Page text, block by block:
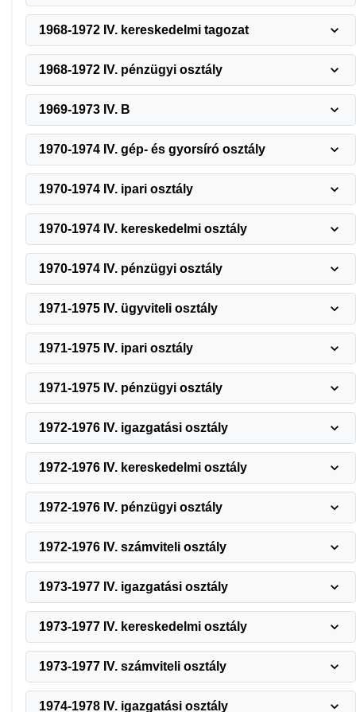
1968-1972 IV. kereskedelmi tagozat
1968-1972 IV. pénzügyi osztály
1969-1973 IV. B
1970-1974 IV. gép- és gyorsíró osztály
1970-1974 IV. ipari osztály
1970-1974 IV. kereskedelmi osztály
1970-1974 IV. pénzügyi osztály
1971-1975 IV. ügyviteli osztály
1971-1975 IV. ipari osztály
1971-1975 IV. pénzügyi osztály
1972-1976 IV. igazgatási osztály
1972-1976 IV. kereskedelmi osztály
1972-1976 IV. pénzügyi osztály
1972-1976 IV. számviteli osztály
1973-1977 IV. igazgatási osztály
1973-1977 IV. kereskedelmi osztály
1973-1977 IV. számviteli osztály
1974-1978 IV. igazgatási osztály